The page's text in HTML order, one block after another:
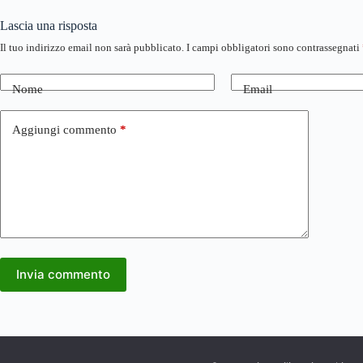
Lascia una risposta
Il tuo indirizzo email non sarà pubblicato. I campi obbligatori sono contrassegnati
Nome Email
Aggiungi commento *
Invia commento